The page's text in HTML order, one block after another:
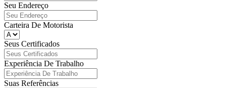
Seu Endereço
Carteira De Motorista
Seus Certificados
Experiência De Trabalho
Suas Referências